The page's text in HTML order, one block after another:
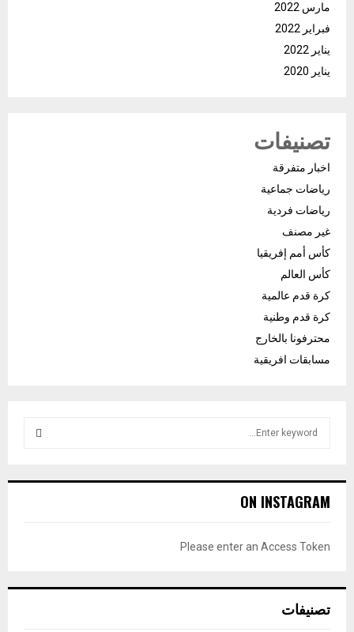
مارس 2022
فبراير 2022
يناير 2022
يناير 2020
تصنيفات
اخبار متفرقة
رياضات جماعية
رياضات فردية
غير مصنف
كأس أمم إفريقيا
كأس العالم
كرة قدم عالمية
كرة قدم وطنية
محترفونا بالخارج
مسابقات افريقية
h
C
ON INSTAGRAM
Please enter an Access Token
تصنيفات